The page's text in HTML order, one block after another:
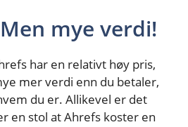
mye verdi!
har en relativt høy pris,
mer verdi enn du betaler,
du er. Allikevel er det
en stol at Ahrefs koster en